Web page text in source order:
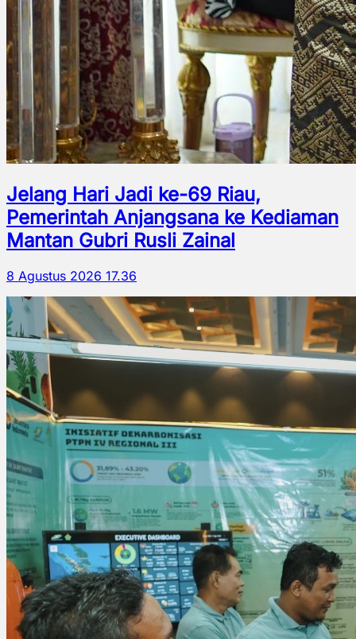
Jelang Hari Jadi ke-69 Riau,
Pemerintah Anjangsana ke Kediaman
Mantan Gubri Rusli Zainal
8 Agustus 2026 17.36